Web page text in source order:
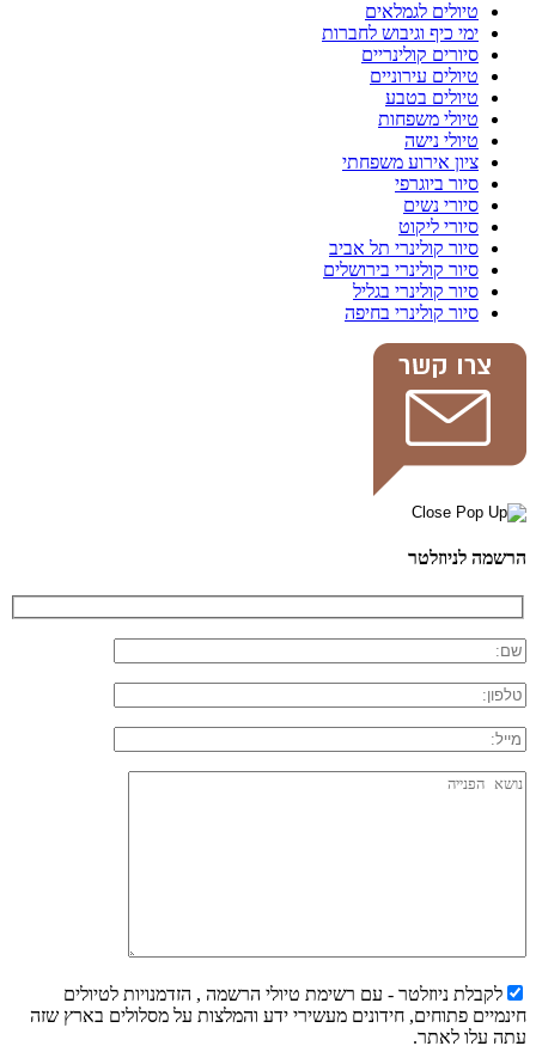
טיולים לגמלאים
ימי כיף וגיבוש לחברות
סיורים קולינריים
טיולים עירוניים
טיולים בטבע
טיולי משפחות
טיולי נישה
ציון אירוע משפחתי
סיור ביוגרפי
סיורי נשים
סיורי ליקוט
סיור קולינרי תל אביב
סיור קולינרי בירושלים
סיור קולינרי בגליל
סיור קולינרי בחיפה
הרשמה לניוזלטר
לקבלת ניוזלטר - עם רשימת טיולי הרשמה , הזדמנויות לטיולים
חינמיים פתוחים, חידונים מעשירי ידע והמלצות על מסלולים בארץ שזה
עתה עלו לאתר.